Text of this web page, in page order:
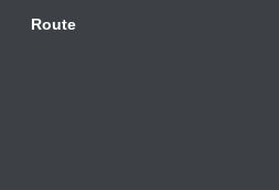
Route